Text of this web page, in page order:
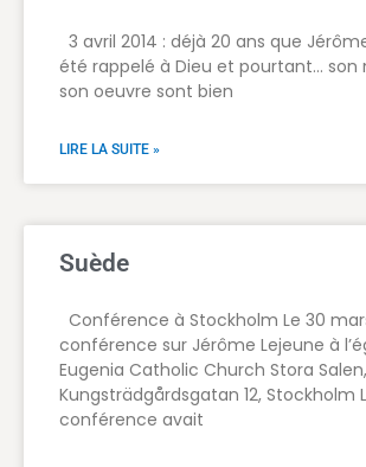
3 avril 2014 : déjà 20 ans que
été rappelé à Dieu et pourtant… son
son oeuvre sont bien
LIRE LA SUITE »
Suède
Conférence à Stockholm Le 30
conférence sur Jérôme Lejeune à
Eugenia Catholic Church Stora Salen,
Kungsträdgårdsgatan 12, Stockholm
conférence avait